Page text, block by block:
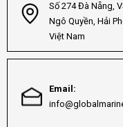
Số 274 Đà Nẵng,
Ngô Quyền, Hải
Việt Nam
Email: